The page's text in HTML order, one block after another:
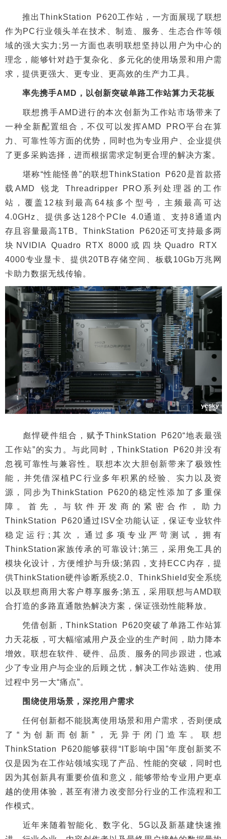
推出ThinkStation P620工作站，一方面展现了联想
作为PC行业领头羊在技术、制造、服务、生态合作等领
域的强大实力;另一方面也表明联想坚持以用户为中心的
理念，能够针对趋于复杂化、多元化的使用场景和用户需
求，提供更强大、更专业、更高效的生产力工具。
率先携手AMD，以创新突破单路工作站算力天花板
联想携手AMD进行的本次创新为工作站市场带来了
一种全新配置组合，不仅可以发挥AMD PRO平台在算
力、可靠性等方面的优势，同时也为专业用户、企业提供
了更多采购选择，进而根据需求定制更合理的解决方案。
堪称“性能怪兽”的联想ThinkStation P620是首款搭
载AMD 锐龙 Threadripper PRO系列处理器的工作
站，覆盖12核到最高64核多个型号，主频最高可达
4.0GHz、提供多达128个PCIe 4.0通道、支持8通道内
存且容量最高1TB。ThinkStation P620还可支持最多两
块NVIDIA Quadro RTX 8000或四块Quadro RTX
4000专业显卡、提供20TB存储空间、板载10Gb万兆网
卡助力数据无线传输。
彪悍硬件组合，赋予ThinkStation P620“地表最强
工作站”的实力。与此同时，ThinkStation P620并没有
忽视可靠性与兼容性。联想本次大胆创新带来了极致性
能，并凭借深植PC行业多年积累的经验、实力以及资
源，同步为ThinkStation P620的稳定性添加了多重保
障。首先，与软件开发商的紧密合作，助力
ThinkStation P620通过ISV全功能认证，保证专业软件
稳定运行;其次，通过多项专业严苛测试，拥有
ThinkStation家族传承的可靠设计;第三，采用免工具的
模块化设计，方便维护与升级;第四，支持ECC内存，提
供ThinkStation硬件诊断系统2.0、ThinkShield安全系统
以及联想商用大客户尊享服务;第五，采用联想与AMD联
合打造的多路直通散热解决方案，保证强劲性能释放。
凭借创新，ThinkStation P620突破了单路工作站算
力天花板，可大幅缩减用户及企业的生产时间，助力降本
增效。联想在软件、硬件、品质、服务的同步跟进，也减
少了专业用户与企业的后顾之忧，解决工作站选购、使用
过程中另一大“痛点”。
围绕使用场景，深挖用户需求
任何创新都不能脱离使用场景和用户需求，否则便成
了“为创新而创新”，无异于闭门造车。联想
ThinkStation P620能够获得“IT影响中国”年度创新奖不
仅是因为在工作站领域实现了产品、性能的突破，同时也
因为其创新具有重要价值和意义，能够带给专业用户更卓
越的使用体验，甚至有潜力改变部分行业的工作流程和工
作模式。
近年来随着智能化、数字化、5G以及新基建快速推